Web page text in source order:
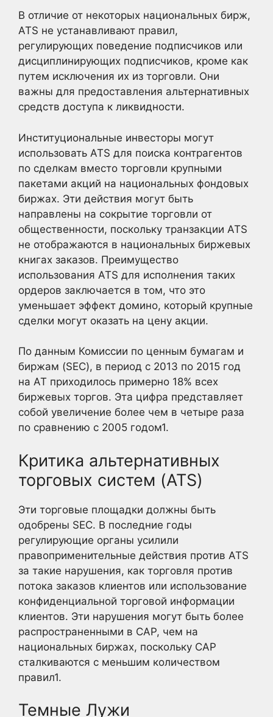
В отличие от некоторых национальных бирж,
ATS не устанавливают правил,
регулирующих поведение подписчиков или
дисциплинирующих подписчиков, кроме как
путем исключения их из торговли. Они
важны для предоставления альтернативных
средств доступа к ликвидности.
Институциональные инвесторы могут
использовать ATS для поиска контрагентов
по сделкам вместо торговли крупными
пакетами акций на национальных фондовых
биржах. Эти действия могут быть
направлены на сокрытие торговли от
общественности, поскольку транзакции ATS
не отображаются в национальных биржевых
книгах заказов. Преимущество
использования ATS для исполнения таких
ордеров заключается в том, что это
уменьшает эффект домино, который крупные
сделки могут оказать на цену акции.
По данным Комиссии по ценным бумагам и
биржам (SEC), в период с 2013 по 2015 год
на AT приходилось примерно 18% всех
биржевых торгов. Эта цифра представляет
собой увеличение более чем в четыре раза
по сравнению с 2005 годом1.
Критика альтернативных
торговых систем (ATS)
Эти торговые площадки должны быть
одобрены SEC. В последние годы
регулирующие органы усилили
правоприменительные действия против ATS
за такие нарушения, как торговля против
потока заказов клиентов или использование
конфиденциальной торговой информации
клиентов. Эти нарушения могут быть более
распространенными в САР, чем на
национальных биржах, поскольку САР
сталкиваются с меньшим количеством
правил1.
Темные Лужи